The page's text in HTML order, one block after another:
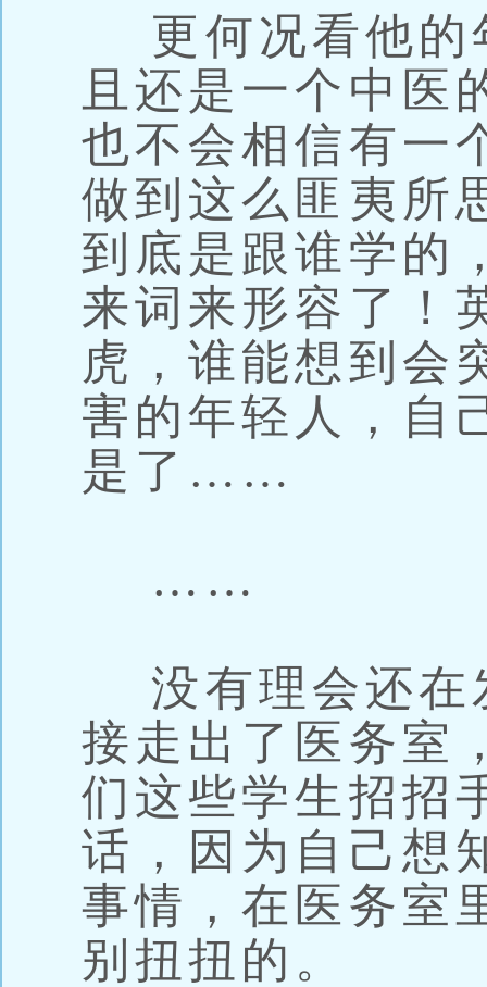
更何况看他的
且还是一个中医
也不会相信有一
做到这么匪夷所
到底是跟谁学的
来词来形容了！
虎，谁能想到会
害的年轻人，自
是了……
……
没有理会还在
接走出了医务室
们这些学生招招
话，因为自己想
事情，在医务室
别扭扭的。